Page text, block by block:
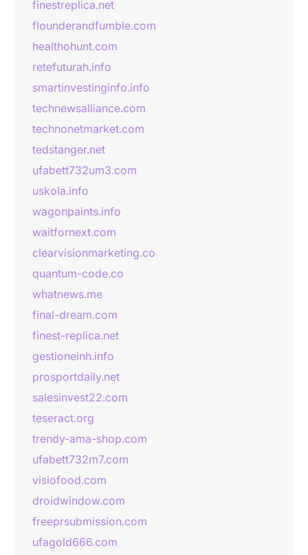
finestreplica.net
flounderandfumble.com
healthohunt.com
retefuturah.info
smartinvestinginfo.info
technewsalliance.com
technonetmarket.com
tedstanger.net
ufabett732um3.com
uskola.info
wagonpaints.info
waitfornext.com
clearvisionmarketing.co
quantum-code.co
whatnews.me
final-dream.com
finest-replica.net
gestioneinh.info
prosportdaily.net
salesinvest22.com
teseract.org
trendy-ama-shop.com
ufabett732m7.com
visiofood.com
droidwindow.com
freeprsubmission.com
ufagold666.com